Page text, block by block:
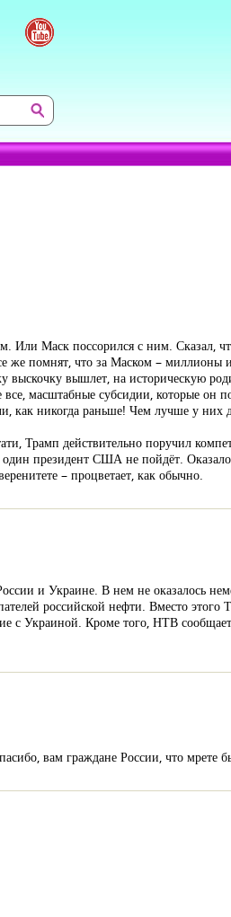
Маск поссорился с ним. Сказал,
же помнят, что за Маском – миллионы
выскочку вышлет, на историческую
масштабные субсидии, которые он
как никогда раньше! Чем лучше у
Трамп действительно поручил
президент США не пойдёт.
– процветает, как обычно.
и Украине. В нем не оказалось
российской нефти. Вместо этого
с Украиной. Кроме того, НТВ
вам граждане России, что мрете